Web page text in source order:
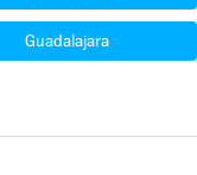
Guadalajara